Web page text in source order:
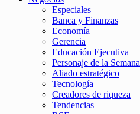
Especiales
Banca y Finanzas
Economía
Gerencia
Educación Ejecutiva
Personaje de la Semana
Aliado estratégico
Tecnología
Creadores de riqueza
Tendencias